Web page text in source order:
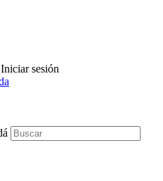
Iniciar sesión